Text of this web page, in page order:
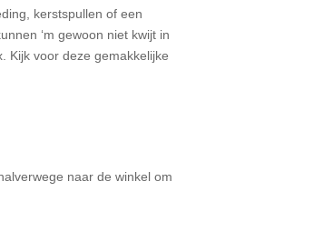
kerstspullen of een
‘m gewoon niet kwijt in
Kijk voor deze gemakkelijke
naar de winkel om